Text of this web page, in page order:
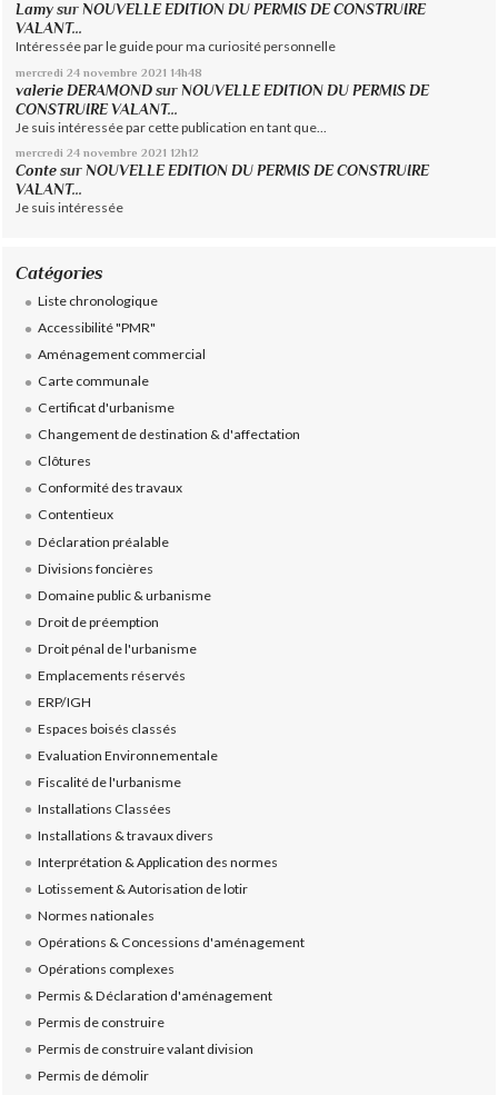
Lamy surNOUVELLE EDITION DU PERMIS DE CONSTRUIRE
VALANT...
Intéressée par le guide pour ma curiosité personnelle
mercredi 24 novembre 2021 14h48
valerie DERAMOND sur NOUVELLE EDITION DU PERMIS DE
CONSTRUIRE VALANT...
Je suis intéressée par cette publication en tant que...
mercredi 24 novembre 2021 12h12
Conte surNOUVELLE EDITION DU PERMIS DE CONSTRUIRE
VALANT...
Je suis intéressée
Catégories
Liste chronologique
Accessibilité "PMR"
Aménagement commercial
Carte communale
Certificat d'urbanisme
Changement de destination & d'affectation
Clôtures
Conformité des travaux
Contentieux
Déclaration préalable
Divisions foncières
Domaine public & urbanisme
Droit de préemption
Droit pénal de l'urbanisme
Emplacements réservés
ERP/IGH
Espaces boisés classés
Evaluation Environnementale
Fiscalité de l'urbanisme
Installations Classées
Installations & travaux divers
Interprétation & Application des normes
Lotissement & Autorisation de lotir
Normes nationales
Opérations & Concessions d'aménagement
Opérations complexes
Permis & Déclaration d'aménagement
Permis de construire
Permis de construire valant division
Permis de démolir